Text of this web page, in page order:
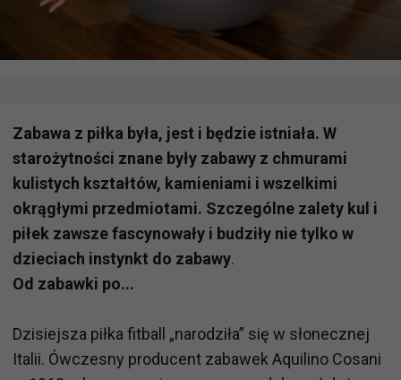
Zabawa z piłka była, jest i będzie istniała. W
starożytności znane były zabawy z chmurami
kulistych kształtów, kamieniami i wszelkimi
okrągłymi przedmiotami. Szczególne zalety kul i
piłek zawsze fascynowały i budziły nie tylko w
dzieciach instynkt do zabawy.
Od zabawki po...
Dzisiejsza piłka fitball „narodziła” się w słonecznej
Italii. Ówczesny producent zabawek Aquilino Cosani